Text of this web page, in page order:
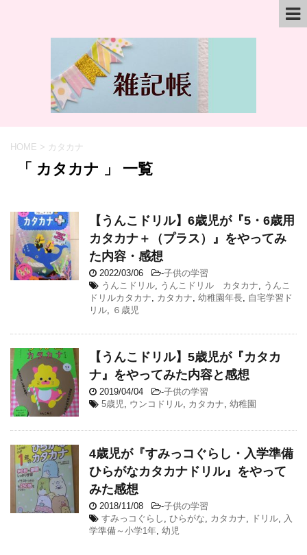
HOME > カタカナ
「 カタカナ 」 一覧
【うんこドリル】6歳児が『5・6歳用
カタカナ＋（プラス）』をやってみ
た内容・感想
2022/03/06 -子供の学習
うんこドリル, うんこドリル カタカナ, うんこ
ドリルカタカナ, カタカナ, 幼稚園年長, 自宅学習ド
リル, ６歳児
【うんこドリル】5歳児が『カタカ
ナ』をやってみた内容と感想
2019/04/04 -子供の学習
5歳児, ウンコドリル, カタカナ, 幼稚園
4歳児が『すみっコぐらし・入学準備
ひらがなカタカナドリル』をやって
みた感想
2018/11/08 -子供の学習
すみっコぐらし , ひらがな, カタカナ, ドリル, 入
学準備～小学1年, 幼児